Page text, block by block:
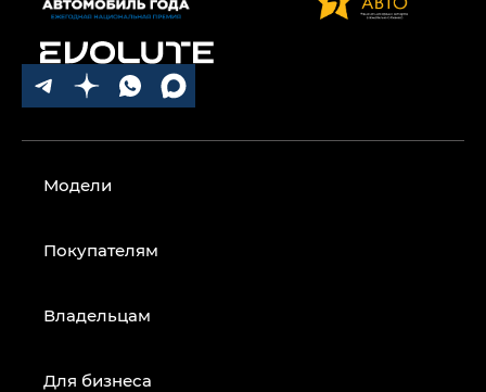
Модели
Покупателям
Владельцам
Для бизнеса